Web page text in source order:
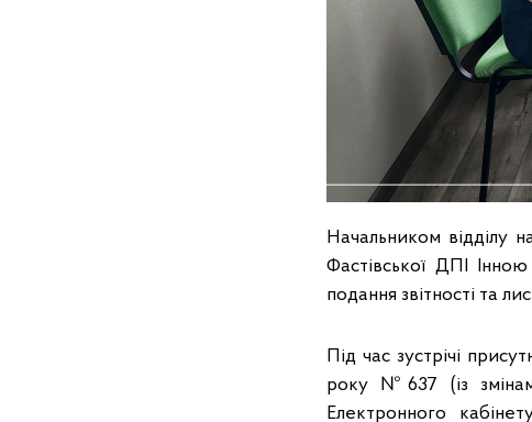
Начальником відділу
Фастівської ДПІ
подання звітності та
Під час зустрічі
року №637 (із
Електронного